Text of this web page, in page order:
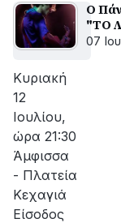
ΔΕΔΔΗΕ
για
την
της
Ο
"ΤΟ
07
Κυριακή
12
Ιουλίου,
ώρα 21:30
Άμφισσα
- Πλατεία
Κεχαγιά
Είσοδος